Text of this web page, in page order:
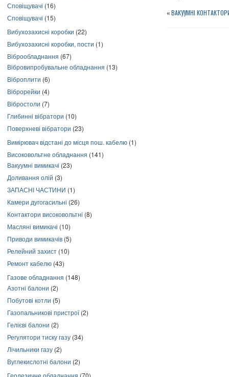
Сповіщувачі (16)
Сповіщувачі (15)
Вибухозахисні коробки (22)
Вибухозахисні коробки, пости (1)
Віброобладнання (67)
Вібровипробувальне обладнання (13)
Віброплити (6)
Віброрейки (4)
Вібростоли (7)
Глибинні вібратори (10)
Поверхневі вібратори (23)
Вимірювач відстані до місця пош. кабелю (1)
Високовольтне обладнання (141)
Вакуумні вимикачі (23)
Доливання олій (3)
ЗАПАСНІ ЧАСТИНИ (1)
Камери дугогасильні (26)
Контактори високовольтні (8)
Масляні вимикачі (10)
Приводи вимикачів (5)
Релейний захист (10)
Ремонт кабелю (43)
Газове обладнання (148)
Азотні балони (2)
Побутові котли (5)
Газопальникові пристрої(2)
Гелієві балони (2)
Регулятори тиску газу (34)
Лічильники газу (2)
Вуглекислотні балони (2)
Геодезичне обладнання (70)
«ВАКУУМНІ